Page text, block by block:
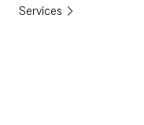
Services